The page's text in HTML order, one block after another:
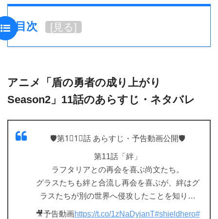
目次 [見る]
アニメ「盾の勇者の成り上がり
Season2」11話のあらすじ・ネタバレ
🛡️第1⃣1⃣話 あらすじ・予告動画公開🛡️
第11話「絆」
ラフタリアとの再会を喜ぶ尚文たち。
グラスたちも絆と合流し再会を喜ぶが、絆はグ
ラスたちが別の世界へ侵攻したことを知り…
🎥予告動画https://t.co/1zNaDyjanT#shieldhero#